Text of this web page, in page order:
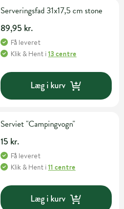
Serveringsfad 31x17,5 cm stone
89,95 kr.
Få leveret
Klik & Hent i13 centre
Læg i kurv
Serviet "Campingvogn"
15 kr.
Få leveret
Klik & Hent i11 centre
Læg i kurv